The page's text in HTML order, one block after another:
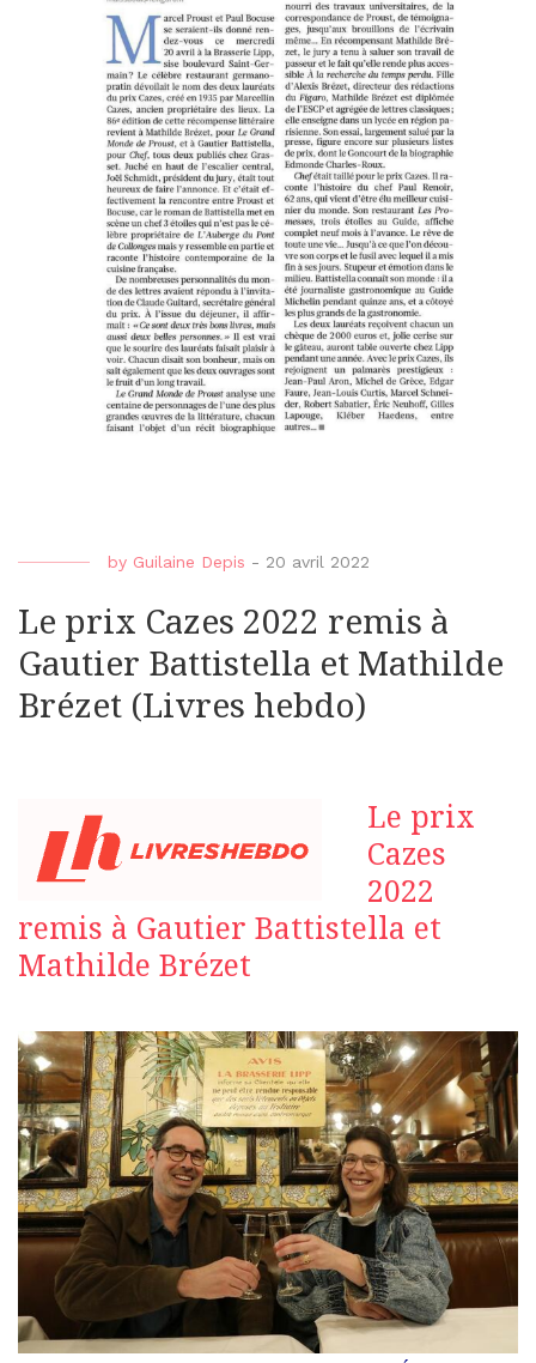
by Guilaine Depis - 20 avril 2022
Le prix Cazes 2022 remis à
Gautier Battistella et Mathilde
Brézet (Livres hebdo)
Le prix
Cazes
2022
remis à Gautier Battistella et
Mathilde Brézet